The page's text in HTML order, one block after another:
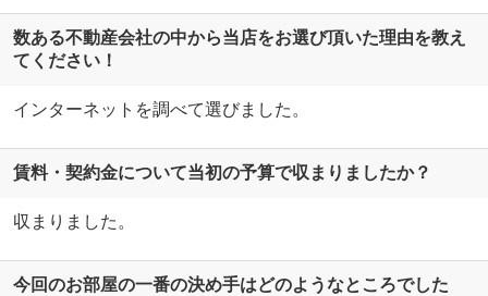
数ある不動産会社の中から当店をお選び頂いた理由を教え
てください！
インターネットを調べて選びました。
賃料・契約金について当初の予算で収まりましたか？
収まりました。
今回のお部屋の一番の決め手はどのようなところでした